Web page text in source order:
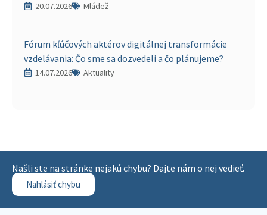
20.07.2026 Mládež
Fórum kľúčových aktérov digitálnej transformácie
vzdelávania: Čo sme sa dozvedeli a čo plánujeme?
14.07.2026 Aktuality
Našli ste na stránke nejakú chybu? Dajte nám o nej vedieť.
Nahlásiť chybu